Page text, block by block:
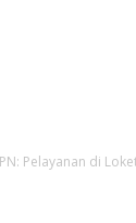
Pelayanan di